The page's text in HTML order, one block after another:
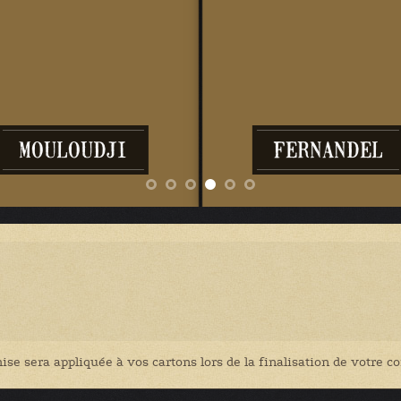
POLKAS DUOS
sera appliquée à vos cartons lors de la finalisation de votre